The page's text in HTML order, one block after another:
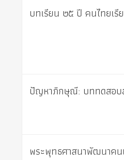
บทเรียน ๒๕ ปี คนไทยเรี
ปัญหาภิกษุณี: บททดสอบ
พระพุทธศาสนาพัฒนาค